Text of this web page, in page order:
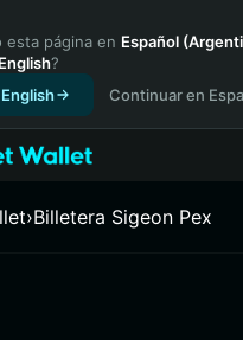
esta página en Español
English?
Continuar en
›Billetera Sigeon Pex